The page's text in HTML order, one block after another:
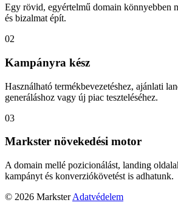
Egy rövid, egyértelmű domain könnyebben
és bizalmat épít.
02
Kampányra kész
Használható termékbevezetéshez, ajánlati
generáláshoz vagy új piac teszteléséhez.
03
Markster növekedési motor
A domain mellé pozicionálást, landing
kampányt és konverziókövetést is adhatunk.
© 2026 Markster Adatvédelem